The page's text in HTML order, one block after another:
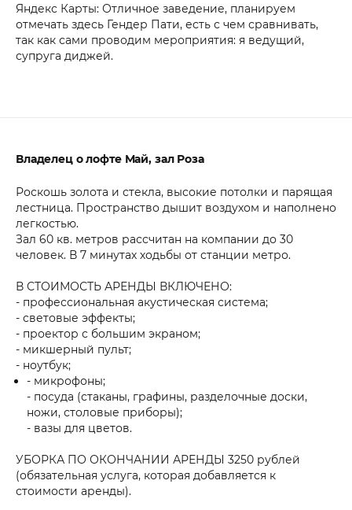
Яндекс Карты: Отличное заведение, планируем
отмечать здесь Гендер Пати, есть с чем сравнивать,
так как сами проводим мероприятия: я ведущий,
супруга диджей.
Владелец о лофте Май, зал Роза
Роскошь золота и стекла, высокие потолки и парящая
лестница. Пространство дышит воздухом и наполнено
легкостью.
Зал 60 кв. метров рассчитан на компании до 30
человек. В 7 минутах ходьбы от станции метро.
В СТОИМОСТЬ АРЕНДЫ ВКЛЮЧЕНО:
- профессиональная акустическая система;
- световые эффекты;
- проектор с большим экраном;
- микшерный пульт;
- ноутбук;
- микрофоны;
- посуда (стаканы, графины, разделочные доски,
ножи, столовые приборы);
- вазы для цветов.
УБОРКА ПО ОКОНЧАНИИ АРЕНДЫ 3250 рублей
(обязательная услуга, которая добавляется к
стоимости аренды).